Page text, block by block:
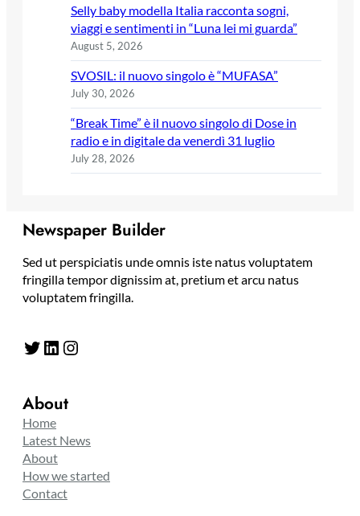
Selly baby modella Italia racconta sogni,
viaggi e sentimenti in “Luna lei mi guarda”
August 5, 2026
SVOSIL: il nuovo singolo è “MUFASA”
July 30, 2026
“Break Time” è il nuovo singolo di Dose in
radio e in digitale da venerdì 31 luglio
July 28, 2026
Newspaper Builder
Sed ut perspiciatis unde omnis iste natus voluptatem
fringilla tempor dignissim at, pretium et arcu natus
voluptatem fringilla.
Twitter LinkedIn Instagram
About
Home
Latest News
About
How we started
Contact